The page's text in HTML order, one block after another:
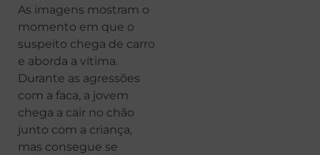
As imagens mostram o
momento em que o
suspeito chega de carro
e aborda a vítima.
Durante as agressões
com a faca, a jovem
chega a cair no chão
junto com a criança,
mas consegue se